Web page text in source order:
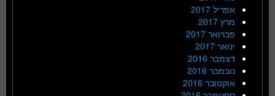
אפריל 2017
מרץ 2017
פברואר 2017
ינואר 2017
דצמבר 2016
נובמבר 2016
אוקטובר 2016